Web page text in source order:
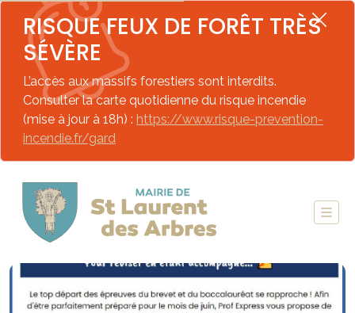
RISQUE FEUX DE FORÊT TRÈS
SÉVÈRE
L’accès aux massifs forestiers sont interdits.
Consulter la carte quotidienne du risque incendie
(mise à jour à 18h) : https://www.risque-prevention-
incendie.fr/gard